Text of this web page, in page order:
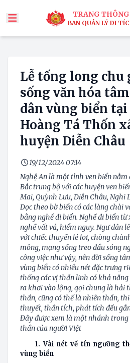
TRANG
BAN QUẢN LÝ DI
Tìm x
Lễ tống long chu
sống văn hóa
dân vùng biển
Hoàng Tá Thốn
huyện Diễn Châu
19/12/2024 07:14
Nghệ An là một tỉnh ven biển nằm
Bắc trung bộ với các huyện ven
Mai, Quỳnh Lưu, Diễn Châu, Nghi
Dọc theo bờ biển có các làng chài
bằng nghề đi biển. Nghề đi biển từ
nghề vất vả, hiểm nguy. Ngư dân
với chiếc thuyền lẻ loi, chòng
mông, mạng sống treo đầu sóng
công việc như vậy, nên đời sống
vùng biển có nhiều nét đặc trưng
thống các vị thần linh có khả
ra khơi vào lộng, gọi chung là hải
thần, cũng có thể là nhiên thần,
thuyết, thần tích, phát tích đều
Đây được xem là một nhánh
thần của người Việt
1. Vài nét về tín ngưỡng
vùng biển